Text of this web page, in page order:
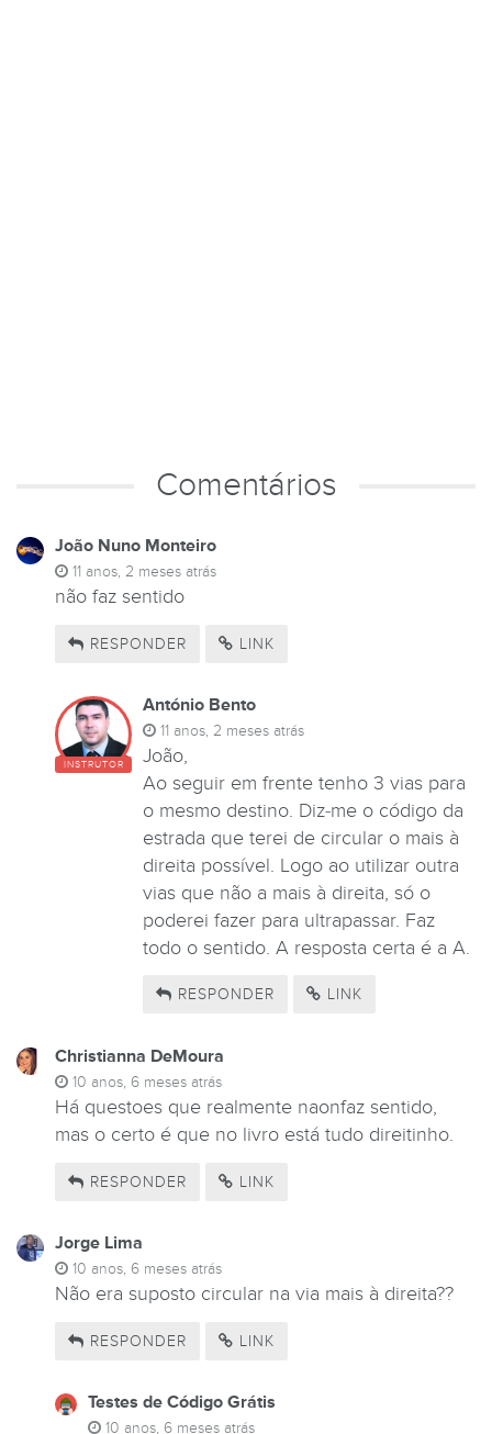
Comentários
João Nuno Monteiro
11 anos, 2 meses atrás
não faz sentido
RESPONDER LINK
INSTRUTOR
António Bento
11 anos, 2 meses atrás
João,
Ao seguir em frente tenho 3 vias para
o mesmo destino. Diz-me o código da
estrada que terei de circular o mais à
direita possível. Logo ao utilizar outra
vias que não a mais à direita, só o
poderei fazer para ultrapassar. Faz
todo o sentido. A resposta certa é a A.
RESPONDER LINK
Christianna DeMoura
10 anos, 6 meses atrás
Há questoes que realmente naonfaz sentido,
mas o certo é que no livro está tudo direitinho.
RESPONDER LINK
Jorge Lima
10 anos, 6 meses atrás
Não era suposto circular na via mais à direita??
RESPONDER LINK
Testes de Código Grátis
10 anos, 6 meses atrás